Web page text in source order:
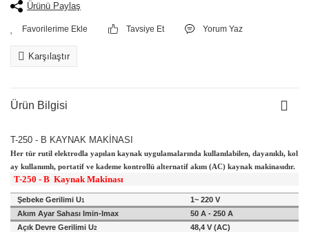
Ürünü Paylaş
Tavsiye Et Yorum Yaz
Karşılaştır
Ürün Bilgisi
T-250 - B KAYNAK MAKİNASI
Her tür rutil elektrodla yapılan kaynak uygulamalarında kullanılabilen, dayanıklı, kol
ay kullanımlı, portatif ve kademe kontrollü alternatif akım (AC) kaynak makinasıdır.
T-250 - B Kaynak Makinası
Şebeke Gerilimi U1
1~ 220 V
Akım Ayar Sahası Imin-Imax
50 A - 250 A
Açık Devre Gerilimi U2
48,4 V (AC)